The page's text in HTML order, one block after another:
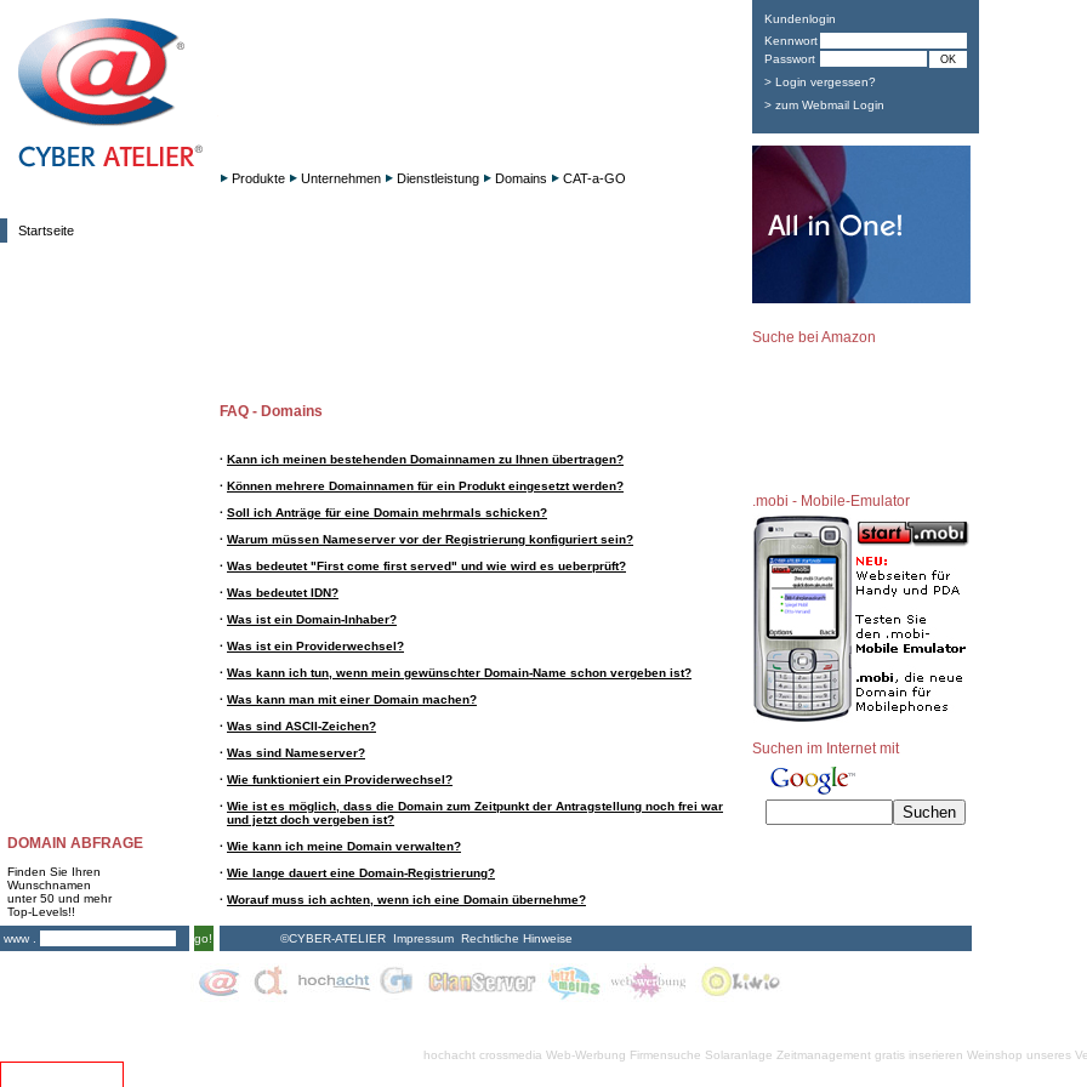
Startseite
DOMAIN ABFRAGE
Finden Sie Ihren
Wunschnamen
unter 50 und mehr
Top-Levels!!
www .
go!
Produkte Unternehmen Dienstleistung Domains CAT-a-GO
FAQ - Domains
· Kann ich meinen bestehenden Domainnamen zu Ihnen übertragen?
· Können mehrere Domainnamen für ein Produkt eingesetzt werden?
· Soll ich Anträge für eine Domain mehrmals schicken?
· Warum müssen Nameserver vor der Registrierung konfiguriert sein?
· Was bedeutet "First come first served" und wie wird es ueberprüft?
· Was bedeutet IDN?
· Was ist ein Domain-Inhaber?
· Was ist ein Providerwechsel?
· Was kann ich tun, wenn mein gewünschter Domain-Name schon vergeben ist?
· Was kann man mit einer Domain machen?
· Was sind ASCII-Zeichen?
· Was sind Nameserver?
· Wie funktioniert ein Providerwechsel?
· Wie ist es möglich, dass die Domain zum Zeitpunkt der Antragstellung noch frei war
und jetzt doch vergeben ist?
· Wie kann ich meine Domain verwalten?
· Wie lange dauert eine Domain-Registrierung?
· Worauf muss ich achten, wenn ich eine Domain übernehme?
©CYBER-ATELIER Impressum Rechtliche Hinweise
Kundenlogin
Kennwort
Passwort
> Login vergessen?
> zum Webmail Login
Suche bei Amazon
.mobi - Mobile-Emulator
Suchen im Internet mit
hochacht crossmedia Web-Werbung Firmensuche Solaranlage Zeitmanagement gratis inserieren Weinshop unseres